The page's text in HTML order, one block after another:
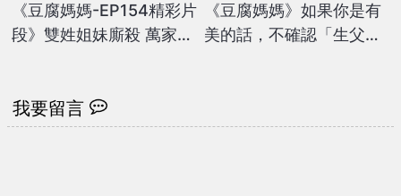
《豆腐媽媽-EP154精彩片
段》雙姓姐妹廝殺 萬家大
《豆腐媽媽》如果你是有
美的話，不確認「生父是
我要留言